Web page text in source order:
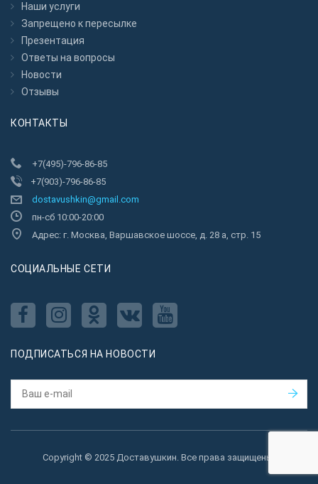
Наши услуги
Запрещено к пересылкe
Презентация
Ответы на вопросы
Новости
Отзывы
КОНТАКТЫ
+7(495)-796-86-85
+7(903)-796-86-85
dostavushkin@gmail.com
пн-сб 10:00-20:00
Адрес: г. Москва, Варшавское шоссе, д. 28 а, стр. 15
CОЦИАЛЬНЫЕ СЕТИ
ПОДПИСАТЬСЯ НА НОВОСТИ
Copyright © 2025 Доставушкин. Все права защищены.